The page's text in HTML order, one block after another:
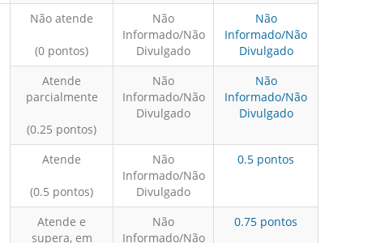
Não atende
(0 pontos)
Não
Informado/Não
Divulgado
Não
Informado/Não
Divulgado
Atende
parcialmente
(0.25 pontos)
Não
Informado/Não
Divulgado
Não
Informado/Não
Divulgado
Atende
(0.5 pontos)
Não
Informado/Não
Divulgado
0.5 pontos
Atende e
supera, em
Não
Informado/Não
0.75 pontos